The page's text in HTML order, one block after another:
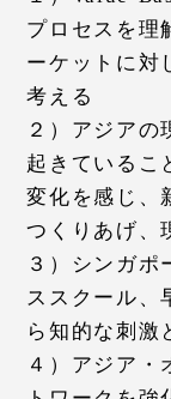
プロセスを理
ーケットに対
考える
２）アジアの
起きているこ
変化を感じ、
つくりあげ、
３）シンガポ
ススクール、
ら知的な刺激
４）アジア・